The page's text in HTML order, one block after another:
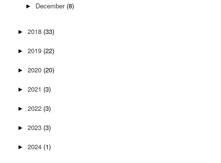
► December (8)
► 2018 (33)
► 2019 (22)
► 2020 (20)
► 2021 (3)
► 2022 (3)
► 2023 (3)
► 2024 (1)